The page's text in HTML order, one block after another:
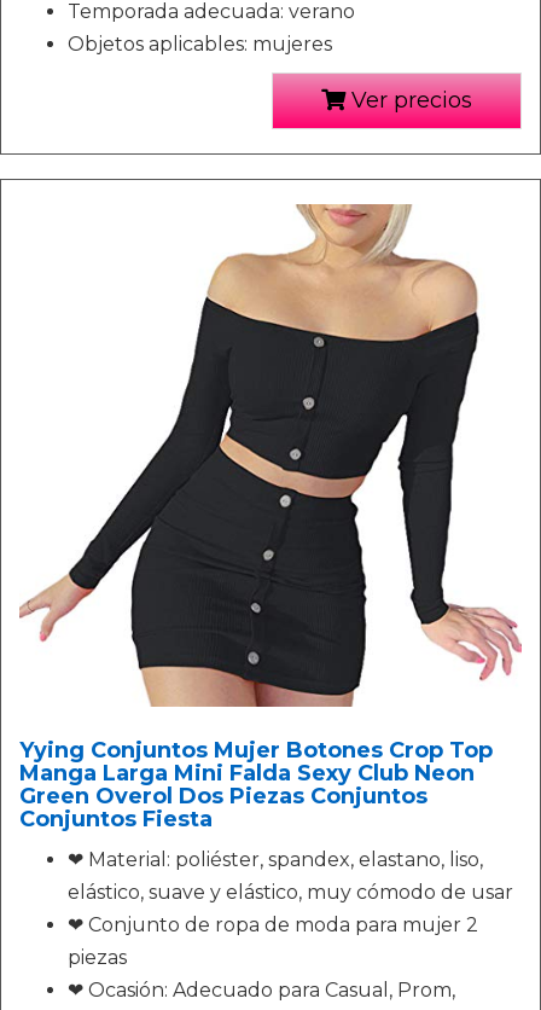
Temporada adecuada: verano
Objetos aplicables: mujeres
Ver precios
Yying Conjuntos Mujer Botones Crop Top
Manga Larga Mini Falda Sexy Club Neon
Green Overol Dos Piezas Conjuntos
Conjuntos Fiesta
❤ Material: poliéster, spandex, elastano, liso,
elástico, suave y elástico, muy cómodo de usar
❤ Conjunto de ropa de moda para mujer 2
piezas
❤ Ocasión: Adecuado para Casual, Prom,